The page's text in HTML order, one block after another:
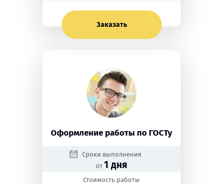
Заказать
Оформление работы по ГОСТу
Сроки выполнения
от 1 дня
Стоимость работы